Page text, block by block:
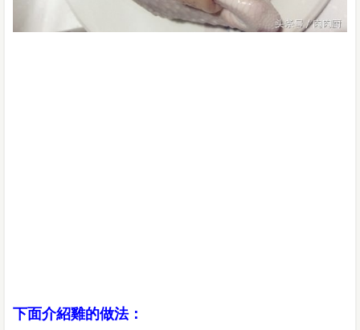
下面介紹雞的做法：